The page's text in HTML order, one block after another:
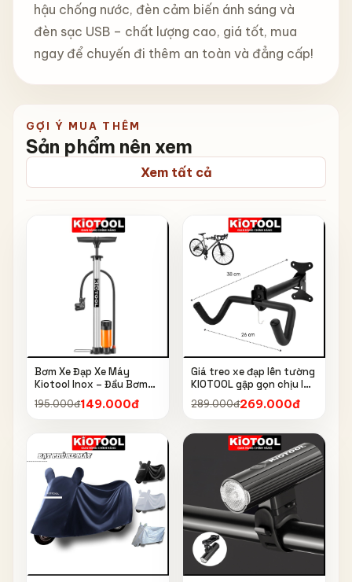
hậu chống nước, đèn cảm biến ánh sáng và
đèn sạc USB – chất lượng cao, giá tốt, mua
ngay để chuyến đi thêm an toàn và đẳng cấp!
GỢI Ý MUA THÊM
Sản phẩm nên xem
Xem tất cả
Bơm Xe Đạp Xe Máy
Kiotool Inox – Đầu Bơm
Thông Minh, Kèm Bơm
Bóng, Đồng Hồ 160 PSI
195.000đ149.000đ
Giá treo xe đạp lên tường
KIOTOOL gập gọn chịu lực
cao kèm móc treo mũ bảo
hiểm
289.000đ269.000đ